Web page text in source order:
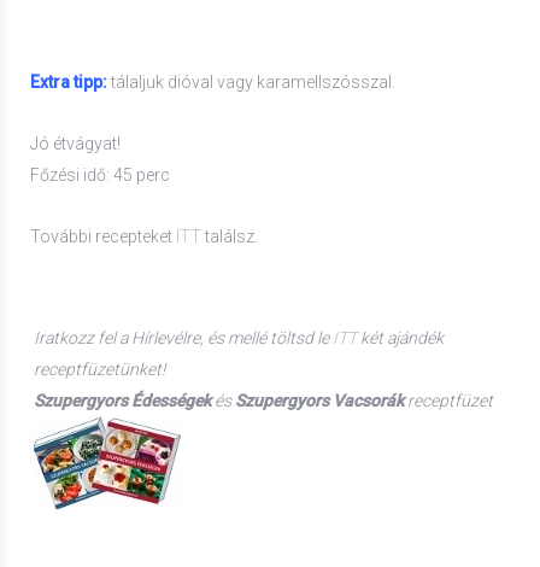
Extra tipp:tálaljuk dióval vagy karamellszósszal.
Jó étvágyat!
Főzési idő: 45 perc
További recepteket ITT találsz.
Iratkozz fel a Hírlevélre, és mellé töltsd le ITTkét ajándék
receptfüzetünket!
Szupergyors ÉdességekésSzupergyors Vacsorákreceptfüzet